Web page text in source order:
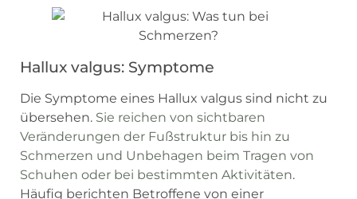
Hallux valgus: Symptome
Die Symptome eines Hallux valgus sind nicht zu
übersehen. Sie reichen von sichtbaren
Veränderungen der Fußstruktur bis hin zu
Schmerzen und Unbehagen beim Tragen von
Schuhen oder bei bestimmten Aktivitäten.
Häufig berichten Betroffene von einer